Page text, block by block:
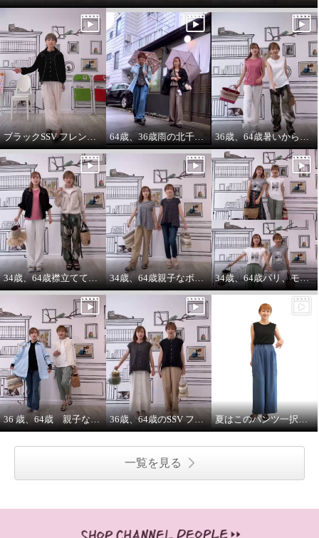
ブラックSSV フレンチシャツにブラックブルゾン so cool! 64歳、36歳雨の北千住迷路散歩 36歳、64歳暑いから ノースリーブ必須‼️暑いから腕は出す‼️
34歳、64歳襟立ててブルゾンを着る えっ？襟立てない？ 34歳、64歳親子なボーダーコーデstyle^_^ 34歳、64歳パリ、モンマルトルの階段プリントカットソーを着る。
36 歳、64歳 親子な年齢差コーデ 36歳、64歳のSSV フレンチスリーブシャツはジレにもなります。 夏はこのパンツ一択！65㌢丈 インディゴデニムかっこいいら🤭
一覧を見る